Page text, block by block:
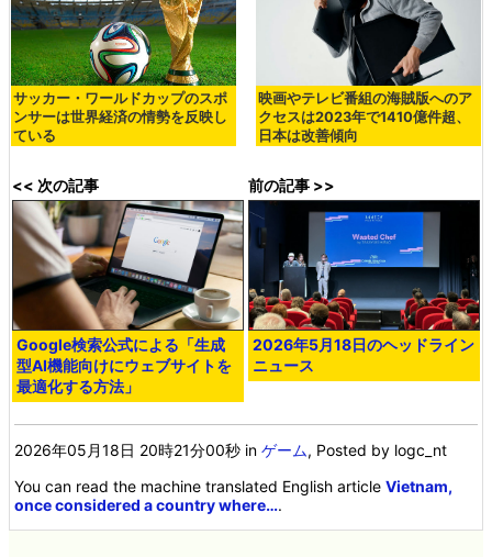
サッカー・ワールドカップのスポ
ンサーは世界経済の情勢を反映し
ている
映画やテレビ番組の海賊版へのア
クセスは2023年で1410億件超、
日本は改善傾向
<< 次の記事
Google検索公式による「生成
型AI機能向けにウェブサイトを
最適化する方法」
前の記事 >>
2026年5月18日のヘッドライン
ニュース
2026年05月18日 20時21分00秒 inゲーム, Posted by logc_nt
You can read the machine translated English articleVietnam,
once considered a country where….